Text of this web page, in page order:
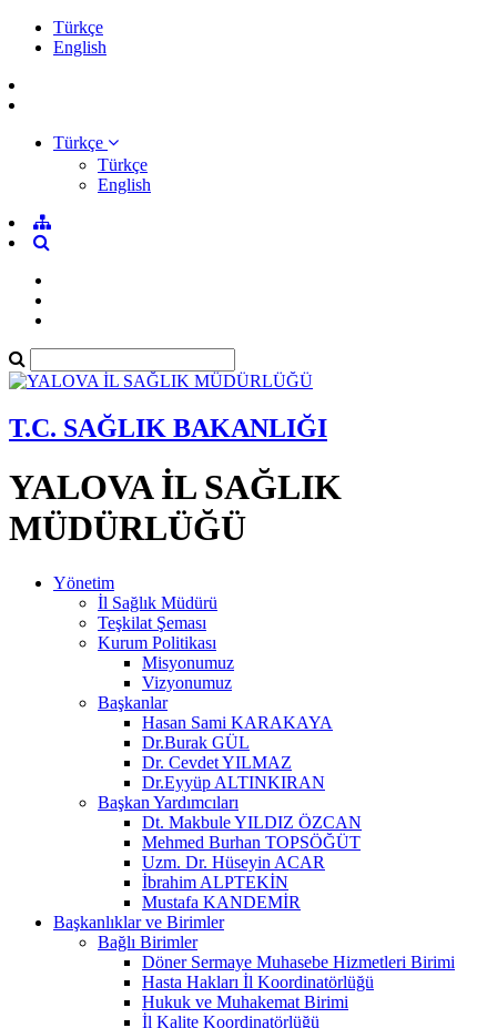
Türkçe
English
Türkçe
Türkçe
English
T.C. SAĞLIK BAKANLIĞI
YALOVA İL SAĞLIK
MÜDÜRLÜĞÜ
Yönetim
İl Sağlık Müdürü
Teşkilat Şeması
Kurum Politikası
Misyonumuz
Vizyonumuz
Başkanlar
Hasan Sami KARAKAYA
Dr.Burak GÜL
Dr. Cevdet YILMAZ
Dr.Eyyüp ALTINKIRAN
Başkan Yardımcıları
Dt. Makbule YILDIZ ÖZCAN
Mehmed Burhan TOPSÖĞÜT
Uzm. Dr. Hüseyin ACAR
İbrahim ALPTEKİN
Mustafa KANDEMİR
Başkanlıklar ve Birimler
Bağlı Birimler
Döner Sermaye Muhasebe Hizmetleri Birimi
Hasta Hakları İl Koordinatörlüğü
Hukuk ve Muhakemat Birimi
İl Kalite Koordinatörlüğü